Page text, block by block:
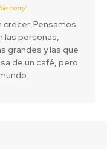
Pensamos
las personas,
grandes y las que
de un café, pero